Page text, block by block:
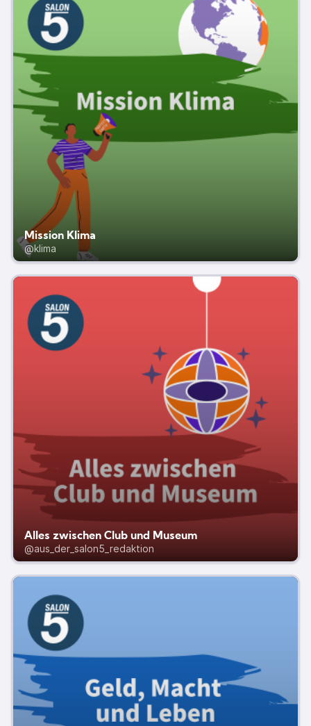
Mission Klima
@klima
Alles zwischen Club und Museum
@aus_der_salon5_redaktion